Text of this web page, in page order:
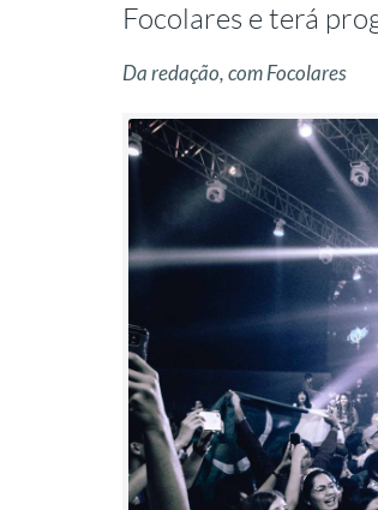
Focolares e terá
Da redação, com Focolares